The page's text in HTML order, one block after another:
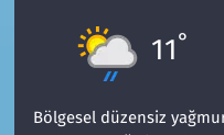
11°
Bölgesel düzensiz